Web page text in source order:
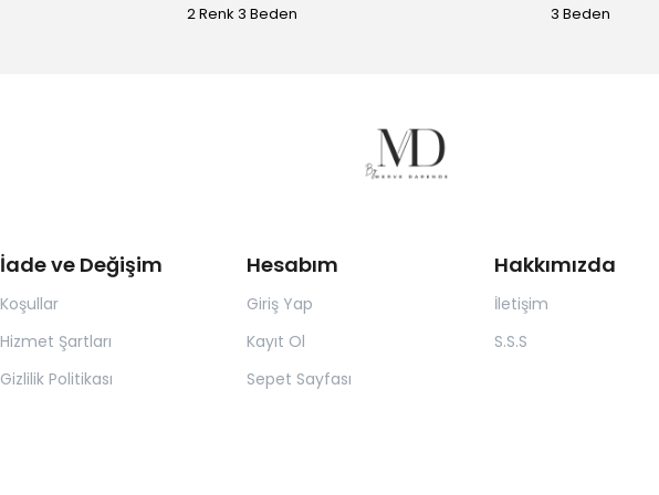
2 Renk 3 Beden 3 Beden
İade ve Değişim
Koşullar
Hizmet Şartları
Gizlilik Politikası
Hesabım
Giriş Yap
Kayıt Ol
Sepet Sayfası
Hakkımızda
İletişim
S.S.S